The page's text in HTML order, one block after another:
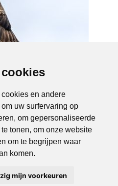
en andere
uw surfervaring op
om gepersonaliseerde
tonen, om onze website
om te begrijpen waar
komen.
mijn voorkeuren